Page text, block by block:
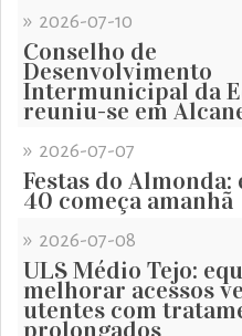
» 2026-07-10
Conselho de
Desenvolvimento
Intermunicipal da
reuniu-se em
» 2026-07-07
Festas do Almonda:
40 começa amanhã
» 2026-07-08
ULS Médio Tejo:
melhorar acessos
utentes com
prolongados